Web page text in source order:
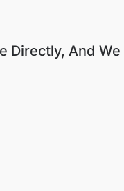
Directly, And